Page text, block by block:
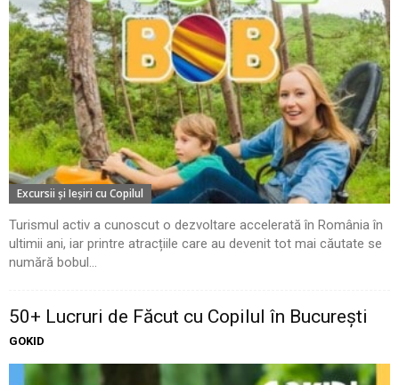
Excursii şi Ieşiri cu Copilul
Turismul activ a cunoscut o dezvoltare accelerată în România în
ultimii ani, iar printre atracțiile care au devenit tot mai căutate se
numără bobul...
50+ Lucruri de Făcut cu Copilul în București
GOKID